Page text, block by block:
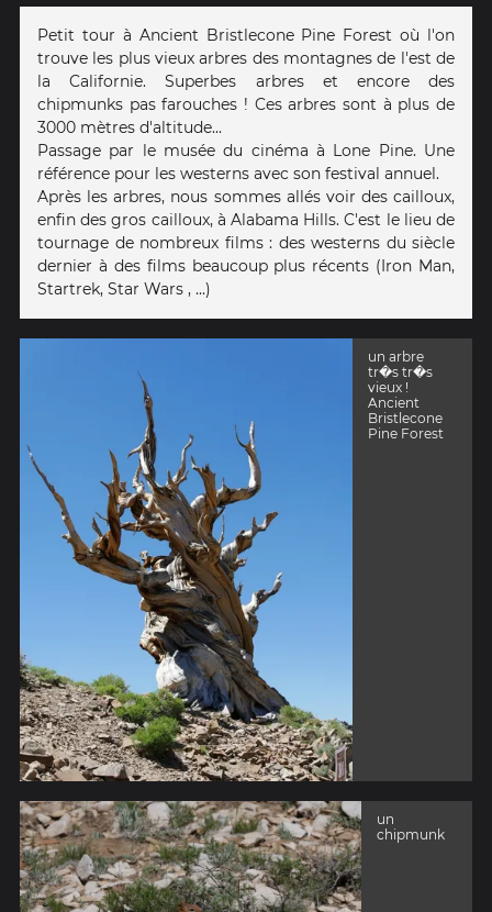
Petit tour à Ancient Bristlecone Pine Forest où l'on
trouve les plus vieux arbres des montagnes de l'est de
la Californie. Superbes arbres et encore des
chipmunks pas farouches ! Ces arbres sont à plus de
3000 mètres d'altitude...
Passage par le musée du cinéma à Lone Pine. Une
référence pour les westerns avec son festival annuel.
Après les arbres, nous sommes allés voir des cailloux,
enfin des gros cailloux, à Alabama Hills. C'est le lieu de
tournage de nombreux films : des westerns du siècle
dernier à des films beaucoup plus récents (Iron Man,
Startrek, Star Wars , ...)
un arbre
tr�s tr�s
vieux !
Ancient
Bristlecone
Pine Forest
un
chipmunk